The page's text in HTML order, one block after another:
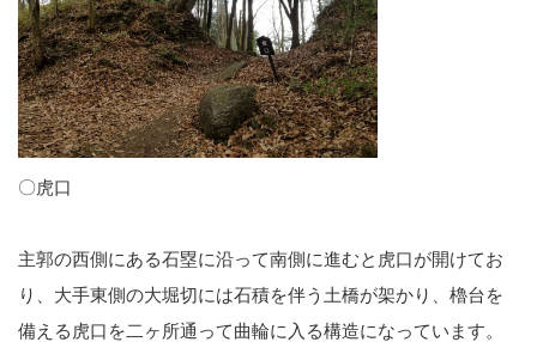
〇虎口
主郭の西側にある石塁に沿って南側に進むと虎口が開けてお
り、大手東側の大堀切には石積を伴う土橋が架かり、櫓台を
備える虎口を二ヶ所通って曲輪に入る構造になっています。